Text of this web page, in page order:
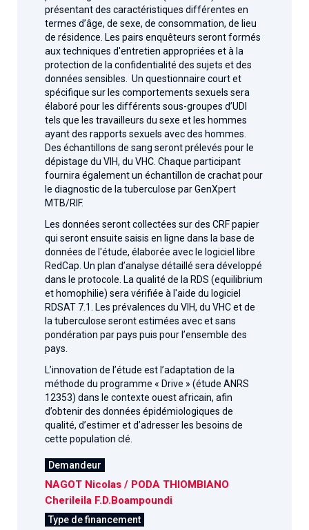
présentant des caractéristiques différentes en
termes d’âge, de sexe, de consommation, de lieu
de résidence. Les pairs enquêteurs seront formés
aux techniques d'entretien appropriées et à la
protection de la confidentialité des sujets et des
données sensibles. Un questionnaire court et
spécifique sur les comportements sexuels sera
élaboré pour les différents sous-groupes d’UDI
tels que les travailleurs du sexe et les hommes
ayant des rapports sexuels avec des hommes.
Des échantillons de sang seront prélevés pour le
dépistage du VIH, du VHC. Chaque participant
fournira également un échantillon de crachat pour
le diagnostic de la tuberculose par GenXpert
MTB/RIF.
Les données seront collectées sur des CRF papier
qui seront ensuite saisis en ligne dans la base de
données de l'étude, élaborée avec le logiciel libre
RedCap. Un plan d’analyse détaillé sera développé
dans le protocole. La qualité de la RDS (equilibrium
et homophilie) sera vérifiée à l'aide du logiciel
RDSAT 7.1. Les prévalences du VIH, du VHC et de
la tuberculose seront estimées avec et sans
pondération par pays puis pour l’ensemble des
pays.
L’innovation de l’étude est l’adaptation de la
méthode du programme « Drive » (étude ANRS
12353) dans le contexte ouest africain, afin
d’obtenir des données épidémiologiques de
qualité, d’estimer et d’adresser les besoins de
cette population clé.
Demandeur
NAGOT Nicolas / PODA THIOMBIANO
Cherileila F.D.Boampoundi
Type de financement